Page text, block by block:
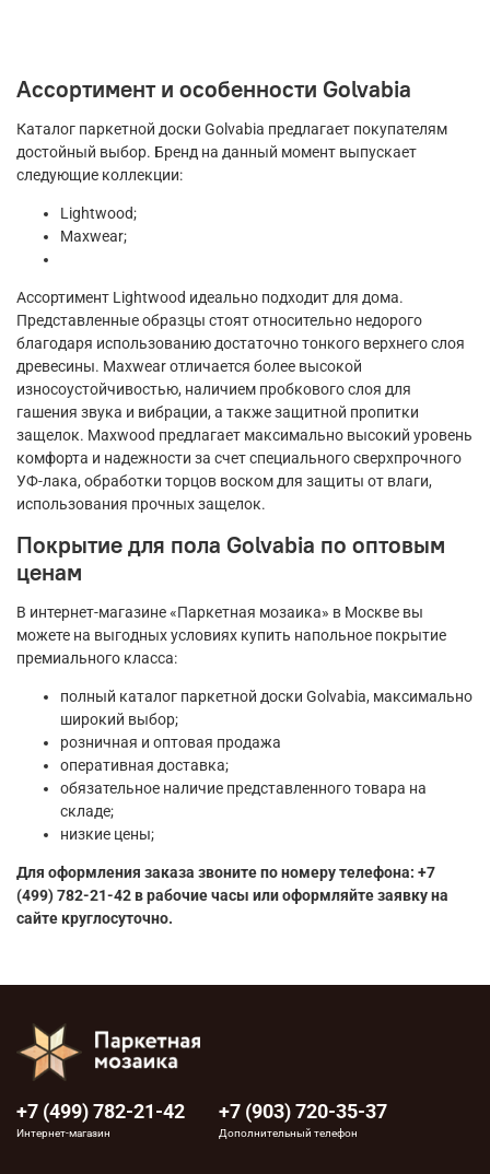
Ассортимент и особенности Golvabia
Каталог паркетной доски Golvabia предлагает покупателям
достойный выбор. Бренд на данный момент выпускает
следующие коллекции:
Lightwood;
Maxwear;
Ассортимент Lightwood идеально подходит для дома.
Представленные образцы стоят относительно недорого
благодаря использованию достаточно тонкого верхнего слоя
древесины. Maxwear отличается более высокой
износоустойчивостью, наличием пробкового слоя для
гашения звука и вибрации, а также защитной пропитки
защелок. Maxwood предлагает максимально высокий уровень
комфорта и надежности за счет специального сверхпрочного
УФ-лака, обработки торцов воском для защиты от влаги,
использования прочных защелок.
Покрытие для пола Golvabia по оптовым
ценам
В интернет-магазине «Паркетная мозаика» в Москве вы
можете на выгодных условиях купить напольное покрытие
премиального класса:
полный каталог паркетной доски Golvabia, максимально
широкий выбор;
розничная и оптовая продажа
оперативная доставка;
обязательное наличие представленного товара на
складе;
низкие цены;
Для оформления заказа звоните по номеру телефона: +7
(499) 782-21-42 в рабочие часы или оформляйте заявку на
сайте круглосуточно.
+7 (499) 782-21-42
Интернет-магазин
+7 (903) 720-35-37
Дополнительный телефон